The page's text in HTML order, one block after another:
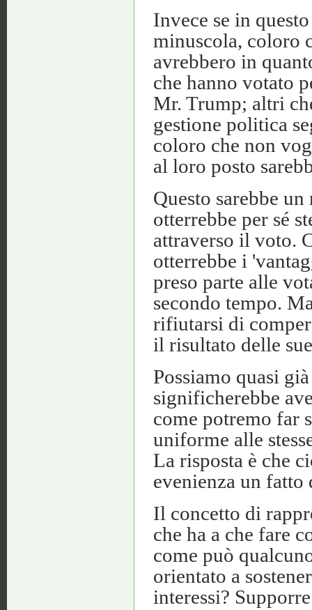
Invece se in
minuscola, coloro
avrebbero in
che hanno votato
Mr. Trump; altri
gestione politica
coloro che non
al loro posto
Questo sarebbe
otterrebbe per sé
attraverso il voto.
otterrebbe i
preso parte alle
secondo tempo.
rifiutarsi di
il risultato delle
Possiamo quasi
significherebbe
come potremo far
uniforme alle
La risposta è che
evenienza un fatto
Il concetto di
che ha a che fare
come può
orientato a
interessi?